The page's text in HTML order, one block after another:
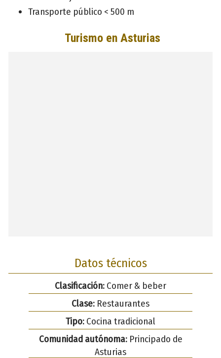
Transporte público < 500 m
Datos técnicos
Clasificación: Comer & beber
Clase: Restaurantes
Tipo: Cocina tradicional
Comunidad autónoma:Principado de
Asturias